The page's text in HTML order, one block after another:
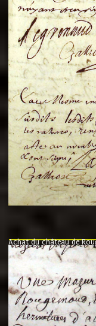
Achat du château de
"l'an mil six cent
nommé fut présent
vend, purement
et chavannes conseiller
que le dit seigneur